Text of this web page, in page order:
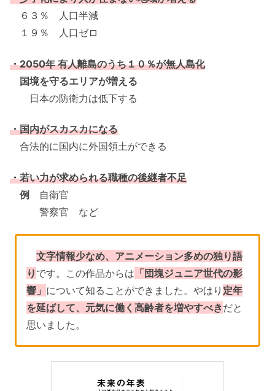
６３％ 人口半減
１９％ 人口ゼロ
・2050年 有人離島のうち１０％が無人島化
国境を守るエリアが増える
日本の防衛力は低下する
・国内がスカスカになる
合法的に国内に外国領土ができる
・若い力が求められる職種の後継者不足
例 自衛官
警察官 など
文字情報少なめ、アニメーション多めの独り語
り です。この作品からは 「団塊ジュニア世代の影
響」 について知ることができました。やはり 定年
を延ばして、元気に働く高齢者を増やすべきだと
思いました。